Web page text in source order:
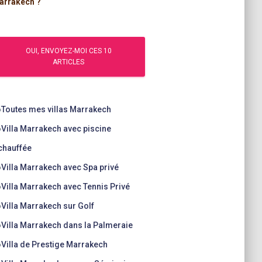
Toutes mes villas Marrakech
Villa Marrakech avec piscine
Villa Marrakech avec Spa privé
Villa Marrakech avec Tennis Privé
Villa Marrakech sur Golf
Villa Marrakech dans la Palmeraie
Villa de Prestige Marrakech